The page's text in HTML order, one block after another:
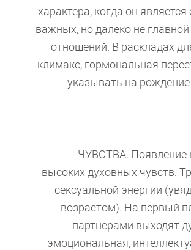
характера, когда он
важных, но далеко не
отношений. В раскладах
климакс, гормональная
указывать на рождение
ЧУВСТВА. Появление
высоких духовных чувств.
сексуальной энергии
возрастом). На первый
партнерами выходят
эмоциональная,